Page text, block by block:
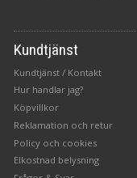
Kundtjänst
Kundtjänst / Kontakt
Hur handlar jag?
Köpvillkor
Reklamation och retur
Policy och cookies
Elkostnad belysning